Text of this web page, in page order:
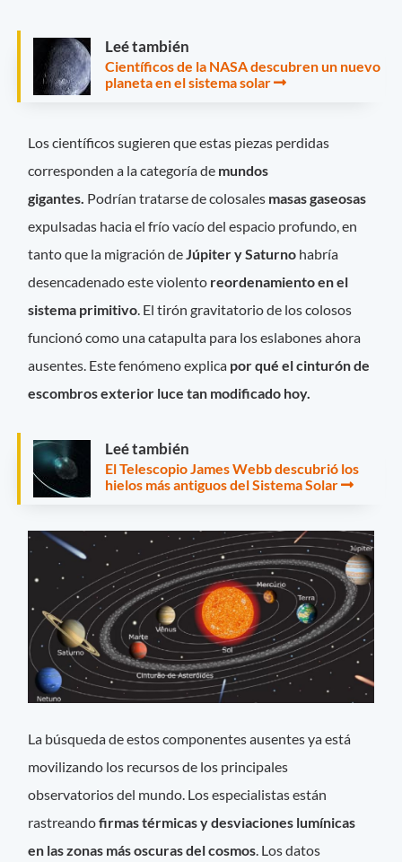
Leé también
Científicos de la NASA descubren un nuevo
planeta en el sistema solar
Los científicos sugieren que estas piezas perdidas
corresponden a la categoría de mundos
gigantes. Podrían tratarse de colosales masas gaseosas
expulsadas hacia el frío vacío del espacio profundo, en
tanto que la migración deJúpiter y Saturno habría
desencadenado este violento reordenamiento en el
sistema primitivo. El tirón gravitatorio de los colosos
funcionó como una catapulta para los eslabones ahora
ausentes. Este fenómeno explica por qué el cinturón de
escombros exterior luce tan modificado hoy.
Leé también
El Telescopio James Webb descubrió los
hielos más antiguos del Sistema Solar
La búsqueda de estos componentes ausentes ya está
movilizando los recursos de los principales
observatorios del mundo. Los especialistas están
rastreandofirmas térmicas y desviaciones lumínicas
en las zonas más oscuras del cosmos. Los datos